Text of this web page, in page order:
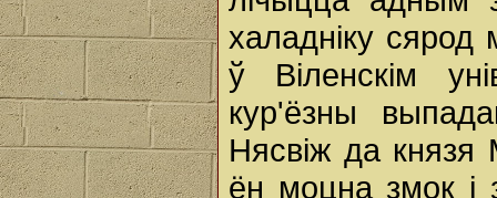
халадніку
ў Віленскім
кур'ёзны
Нясвіж да князя
ён моцна змок і